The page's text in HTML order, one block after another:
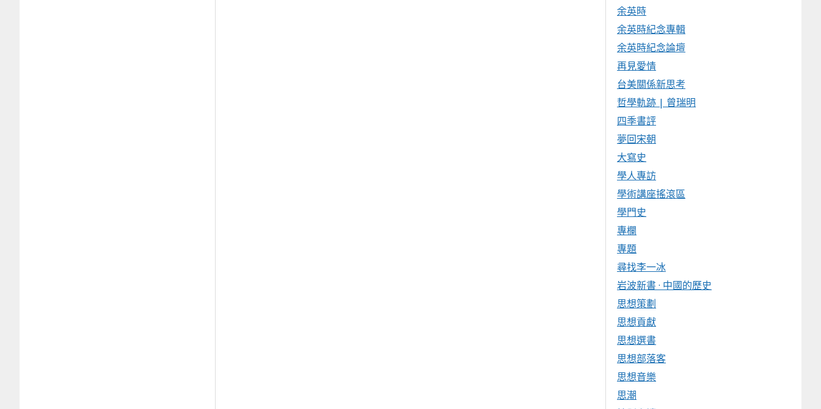
余英時
余英時紀念專輯
余英時紀念論壇
再見愛情
台美關係新思考
哲學軌跡 | 曾瑞明
四季書評
夢回宋朝
大寫史
學人專訪
學術講座搖滾區
學門史
專欄
專題
尋找李一冰
岩波新書 · 中國的歷史
思想策劃
思想貢獻
思想選書
思想部落客
思想音樂
思潮